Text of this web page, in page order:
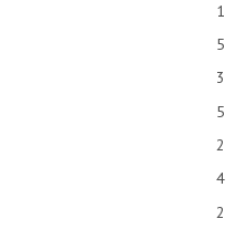
1
5
3
5
2
4
2